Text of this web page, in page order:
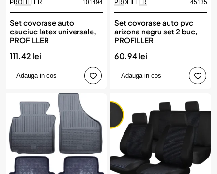
PROFILLER 101494
Set covorase auto
cauciuc latex universale,
PROFILLER
111.42 lei
Adauga in cos
PROFILLER 45135
Set covorase auto pvc
arizona negru set 2 buc,
PROFILLER
60.94 lei
Adauga in cos